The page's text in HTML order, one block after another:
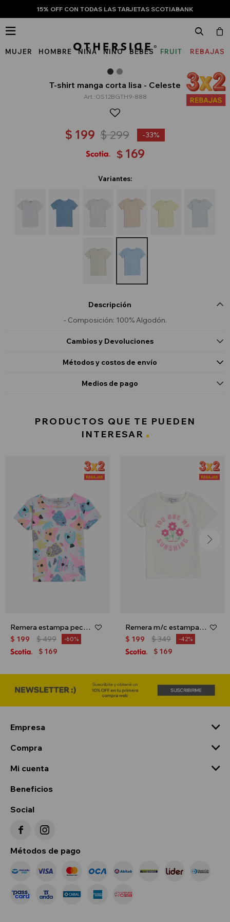
15% OFF CON TODAS LAS TARJETAS SCOTIABANK
MUJER HOMBRE NIÑA NIÑO BEBÉS
FRUIT
THE
REBAJAS

T-shirt manga corta lisa - Celeste
OS12BGTH9-888
$ 199 $299 33
$ 169
Variantes:
Descripción
- Composición: 100% Algodón.
Cambios y Devoluciones
Métodos y costos de envío
Medios de pago
PRODUCTOS QUE TE PUEDEN
INTERESAR
Remera estampa peces - Blanco
$ 199 $499 60
$ 169
Remera m/c estampa floral - Crudo
$ 199 $349 42
$ 169
Empresa
Compra
Mi cuenta
Beneficios
Social
 
Métodos de pago